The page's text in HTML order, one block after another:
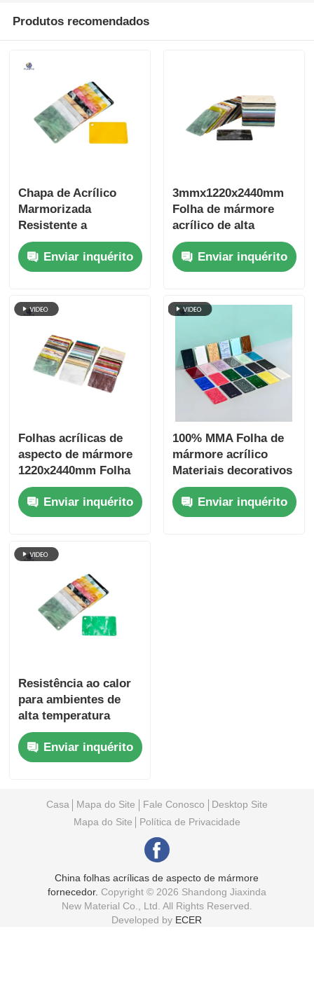
Produtos recomendados
Chapa de Acrílico
Marmorizada
Resistente a
Arranhões para
Protetor de Tosse
Enviar inquérito
3mmx1220x2440mm
Folha de mármore
acrílico de alta
qualidade Folha de
efeito de mármore
Perspex
Enviar inquérito
Folhas acrílicas de
aspecto de mármore
1220x2440mm Folha
de Perspex de
mármore para
materiais decorativos
Enviar inquérito
100% MMA Folha de
mármore acrílico
Materiais decorativos
Folha de marmore
Perspex Design
Enviar inquérito
Resistência ao calor
para ambientes de
alta temperatura
Enviar inquérito
Casa Mapa do Site Fale Conosco
Desktop Site
Mapa do Site
Política de Privacidade
China folhas acrílicas de aspecto de mármore
fornecedor. Copyright © 2026 Shandong Jiaxinda
New Material Co., Ltd. All Rights Reserved.
Developed by ECER